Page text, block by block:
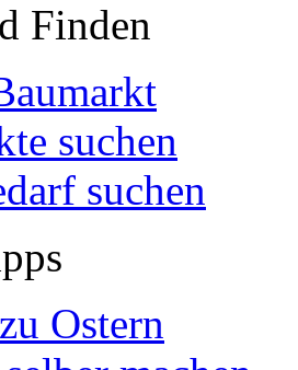
Finden
suchen
suchen
Ostern